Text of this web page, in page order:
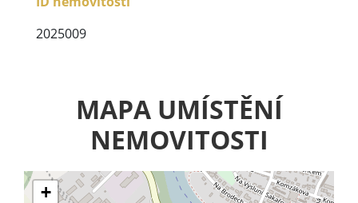
2025009
MAPA UMÍSTĚNÍ
NEMOVITOSTI
+